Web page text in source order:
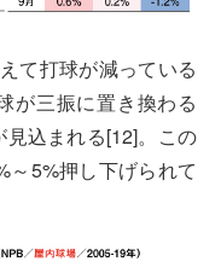
て打球が減っている
が三振に置き換わる
込まれる[12]。この
～5%押し下げられて